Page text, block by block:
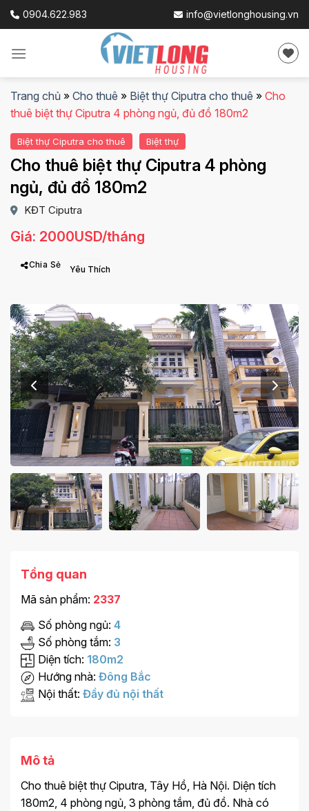
Skip
0904.622.983 info@vietlonghousing.vn
Trang chủ » Cho thuê » Biệt thự Ciputra cho thuê » Cho
thuê biệt thự Ciputra 4 phòng ngủ, đủ đồ 180m2
Biệt thự Ciputra cho thuê Biệt thự
Cho thuê biệt thự Ciputra 4 phòng
ngủ, đủ đồ 180m2
KĐT Ciputra
Giá: 2000USD/tháng
Chia Sẻ
Tổng quan
Mã sản phẩm: 2337
Số phòng ngủ: 4
Số phòng tắm: 3
Diện tích: 180m2
Hướng nhà: Đông Bắc
Nội thất: Đầy đủ nội thất
Mô tả
Cho thuê biệt thự Ciputra, Tây Hồ, Hà Nội. Diện tích
180m2, 4 phòng ngủ, 3 phòng tắm, đủ đồ. Nhà có